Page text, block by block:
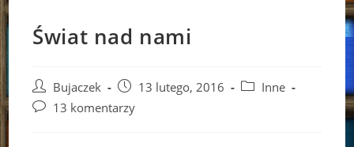
Świat nad nami
Post
author:
Bujaczek
Post
published:
13 lutego, 2016
PostInne
Post13 komentarzy